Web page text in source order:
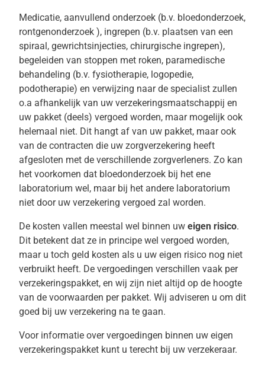
Medicatie, aanvullend onderzoek (b.v. bloedonderzoek,
rontgenonderzoek ), ingrepen (b.v. plaatsen van een
spiraal, gewrichtsinjecties, chirurgische ingrepen),
begeleiden van stoppen met roken, paramedische
behandeling (b.v. fysiotherapie, logopedie,
podotherapie) en verwijzing naar de specialist zullen
o.a afhankelijk van uw verzekeringsmaatschappij en
uw pakket (deels) vergoed worden, maar mogelijk ook
helemaal niet. Dit hangt af van uw pakket, maar ook
van de contracten die uw zorgverzekering heeft
afgesloten met de verschillende zorgverleners. Zo kan
het voorkomen dat bloedonderzoek bij het ene
laboratorium wel, maar bij het andere laboratorium
niet door uw verzekering vergoed zal worden.
De kosten vallen meestal wel binnen uw eigen risico.
Dit betekent dat ze in principe wel vergoed worden,
maar u toch geld kosten als u uw eigen risico nog niet
verbruikt heeft. De vergoedingen verschillen vaak per
verzekeringspakket, en wij zijn niet altijd op de hoogte
van de voorwaarden per pakket. Wij adviseren u om dit
goed bij uw verzekering na te gaan.
Voor informatie over vergoedingen binnen uw eigen
verzekeringspakket kunt u terecht bij uw verzekeraar.